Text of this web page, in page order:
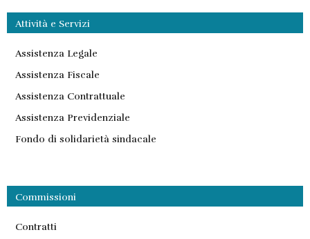
Attività e Servizi
Assistenza Legale
Assistenza Fiscale
Assistenza Contrattuale
Assistenza Previdenziale
Fondo di solidarietà sindacale
Commissioni
Contratti